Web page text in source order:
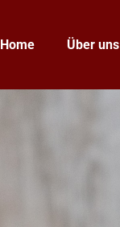
Home Über uns